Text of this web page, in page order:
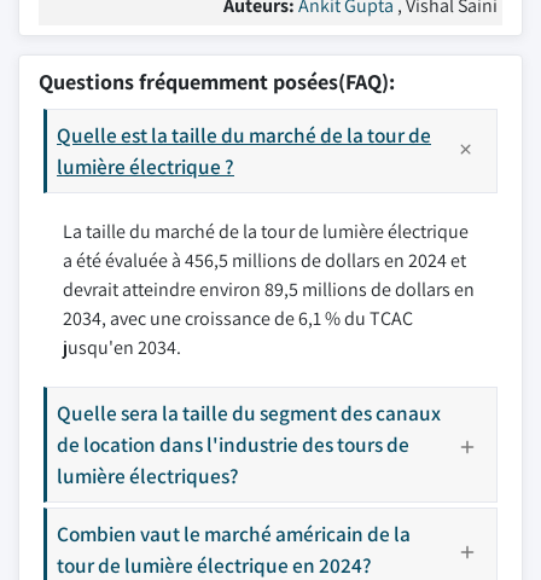
Auteurs:Ankit Gupta , Vishal Saini
Questions fréquemment posées(FAQ):
Quelle est la taille du marché de la tour de
lumière électrique ?
La taille du marché de la tour de lumière électrique
a été évaluée à 456,5 millions de dollars en 2024 et
devrait atteindre environ 89,5 millions de dollars en
2034, avec une croissance de 6,1 % du TCAC
jusqu'en 2034.
Quelle sera la taille du segment des canaux
de location dans l'industrie des tours de
lumière électriques?
Combien vaut le marché américain de la
tour de lumière électrique en 2024?